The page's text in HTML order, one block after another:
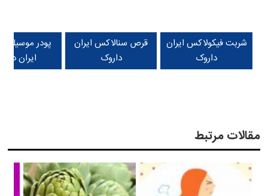
شربت فیکولاکس ایران
داروک
قرص سنالاکس ایران
داروک
پودر
ایران
مقالات مرتبط